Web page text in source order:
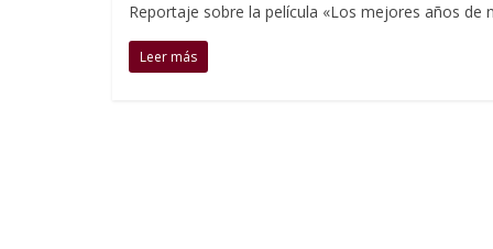
Reportaje sobre la película «Los mejores años de
Leer más